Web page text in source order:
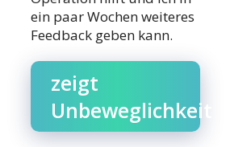
ein paar Wochen weiteres
Feedback geben kann.
zeigt
Unbeweglichkeit